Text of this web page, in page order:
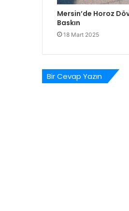
Mersin’de Horoz
Baskın
18 Mart 2025
Bir Cevap Yazın